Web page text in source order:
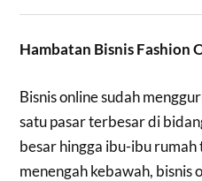
Hambatan Bisnis Fashion
Bisnis online sudah
satu pasar terbesar di
besar hingga ibu-ibu rumah
menengah kebawah, bisnis